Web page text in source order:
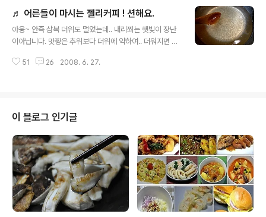
날 먹기에 딱 좋아요. 그리고 더 좋은것은 찰떡의 당도를 개
인의 입 맛에 맞게 조절을 할 수 있어서 더 좋구요.. 누가 그
러데요.. 먹고 싶으면 하나 사 먹고 말지 만드느라 고생을
먹는 이들이 맛있게 먹으면 더 즐겁고요. 아마 이런것들에
♬ 어른들이 마시는 젤리커피 ! 션해요.
아웅~ 안즉 삼복 더위도 멀었는데.. 내리쬐는 햇빛이 장난
이아닙니다. 맛짱은 추위보다 더위에 약하여.. 더워지면 완
있을지.. 지금부터 걱정이 되네요. 그래도... 낙은.. 먹거리아
생각뿐이랍니다.ㅎㅎ 더위를 떨쳐보낼 후식중에 하나~! 커
피젤리를 만들어 보았어요. 그냥 냉커피를 타 먹는 것보다..
미리 만들어 놓은 커피젤리를 커피에 넣어 함께 마시면.. 먹
을때 만큼은 더위가 싹~! 글구.,. 젤리(젤라틴)가 들어가 속
도 든든^^;; 후식이라하면서.. 속이 든든이라..
51 26 2008. 6. 27.
이 블로그 인기글